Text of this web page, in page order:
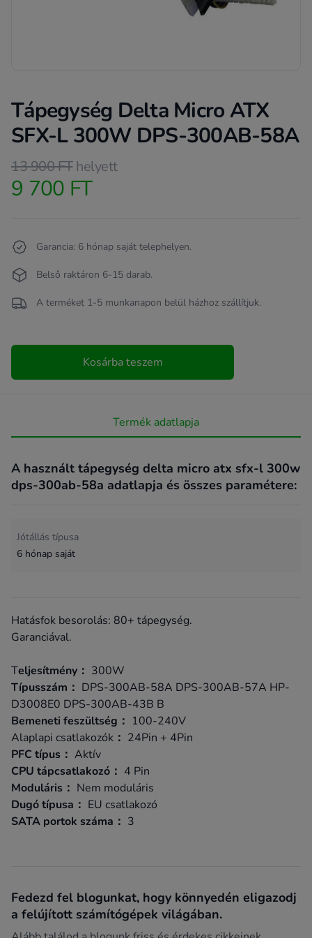
Tápegység Delta Micro ATX
SFX-L 300W DPS-300AB-58A
Product information
13 900 FThelyett
9 700 FT
Garancia: 6 hónap saját telephelyen.
Belső raktáron 6-15 darab.
A terméket 1-5 munkanapon belül házhoz szállítjuk.
Kosárba teszem
Termék adatlapja
A használt tápegység delta micro atx sfx-l 300w
dps-300ab-58a adatlapja és összes paramétere:
Jótállás típusa
6 hónap saját
Hatásfok besorolás: 80+ tápegység.
Garanciával.
Teljesítmény： 300W
Típusszám： DPS-300AB-58A DPS-300AB-57A HP-
D3008E0 DPS-300AB-43B B
Bemeneti feszültség： 100-240V
Alaplapi csatlakozók ： 24Pin + 4Pin
PFC típus： Aktív
CPU tápcsatlakozó： 4 Pin
Moduláris： Nem moduláris
Dugó típusa： EU csatlakozó
SATA portok száma： 3
Fedezd fel blogunkat, hogy könnyedén eligazodj
a felújított számítógépek világában.